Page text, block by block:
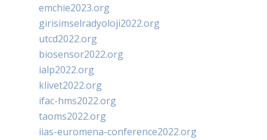
emchie2023.org
girisimselradyoloji2022.org
utcd2022.org
biosensor2022.org
ialp2022.org
klivet2022.org
ifac-hms2022.org
taoms2022.org
iias-euromena-conference2022.org